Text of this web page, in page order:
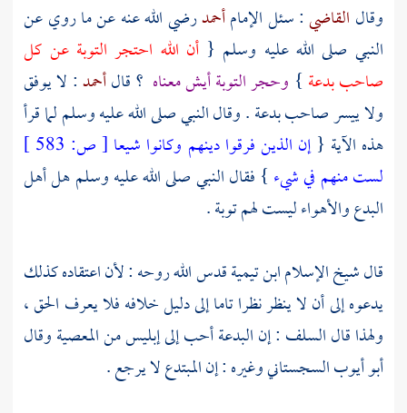
وقال القاضي: سئل الإمامأحمدرضي الله عنه عن ما روي عن
النبي صلى الله عليه وسلم {أن الله احتجر التوبة عن كل
صاحب بدعة } وحجر التوبة أيش معناه ؟ قالأحمد: لا يوفق
ولا ييسر صاحب بدعة . وقال النبي صلى الله عليه وسلم لما قرأ
هذه الآية {إن الذين فرقوا دينهم وكانوا شيعا [ص:
لست منهم في شيء } فقال النبي صلى الله عليه وسلم هل أهل
البدع والأهواء ليست لهم توبة .
قال شيخ الإسلامابن تيميةقدس الله روحه : لأن اعتقاده كذلك
يدعوه إلى أن لا ينظر نظرا تاما إلى دليل خلافه فلا يعرف الحق ،
ولهذا قالالسلف : إن البدعة أحب إلى إبليس من المعصية وقال
أبو أيوب السجستانيوغيره : إن المبتدع لا يرجع .